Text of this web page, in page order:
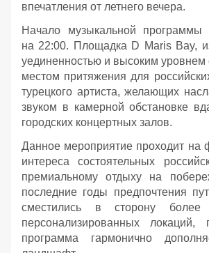
впечатления от летнего вечера.
Начало музыкальной программы
на 22:00. Площадка D Maris Bay,
уединенностью и высоким уровнем
местом притяжения для
турецкого артиста, желающих
звуком в камерной обстановке
городских концертных залов.
Данное мероприятие проходит на
интереса состоятельных
премиальному отдыху на
последние годы предпочтения
сместились в сторону
персонализированных локаций,
программа гармонично